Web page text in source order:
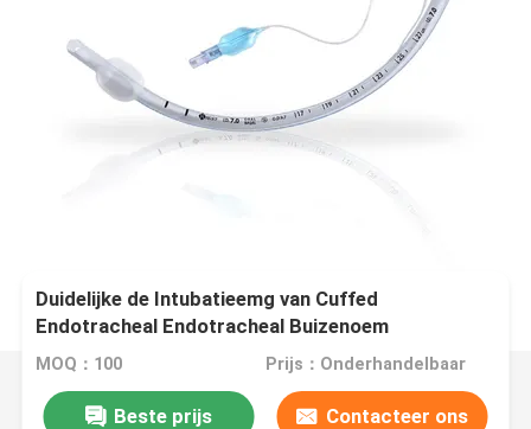
Duidelijke de Intubatieemg van Cuffed
Endotracheal Endotracheal Buizenoem
MOQ：100 Prijs：Onderhandelbaar
Beste prijs Contacteer ons